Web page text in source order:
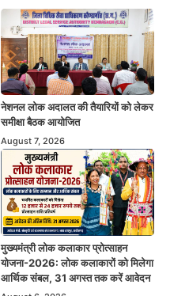
नेशनल लोक अदालत की तैयारियों को लेकर
समीक्षा बैठक आयोजित
August 7, 2026
मुख्यमंत्री लोक कलाकार प्रोत्साहन
योजना-2026: लोक कलाकारों को मिलेगा
आर्थिक संबल, 31 अगस्त तक करें आवेदन